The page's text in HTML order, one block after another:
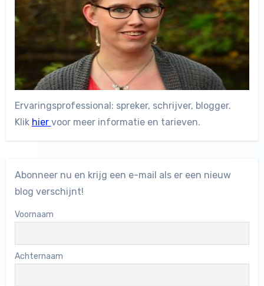
Ervaringsprofessional: spreker, schrijver, blogger.
Klik hier voor meer informatie en tarieven.
Abonneer nu en krijg een e-mail als er een nieuw
blog verschijnt!
Voornaam
Achternaam